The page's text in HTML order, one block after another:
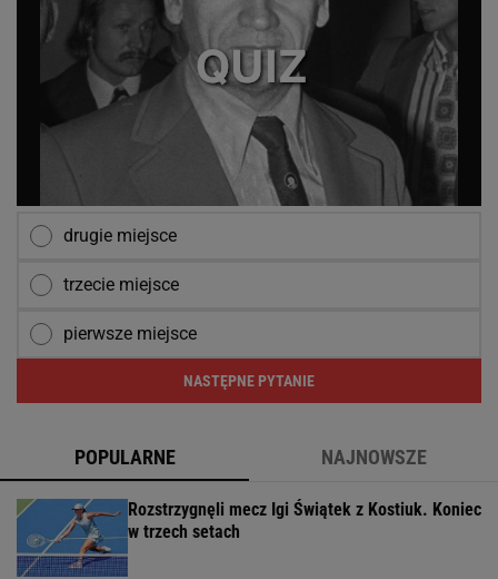
drugie miejsce
trzecie miejsce
pierwsze miejsce
NASTĘPNE PYTANIE
POPULARNE NAJNOWSZE
Rozstrzygnęli mecz Igi Świątek z Kostiuk. Koniec
w trzech setach